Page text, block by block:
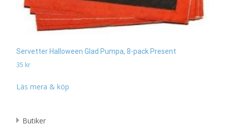
Servetter Halloween Glad Pumpa, 8-pack Present
35 kr
Läs mera & köp
Butiker